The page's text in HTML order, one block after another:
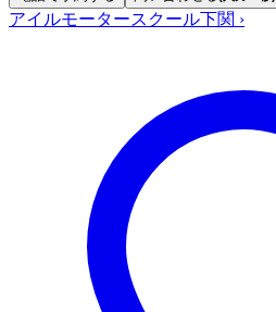
アイルモータースクール下関 ›